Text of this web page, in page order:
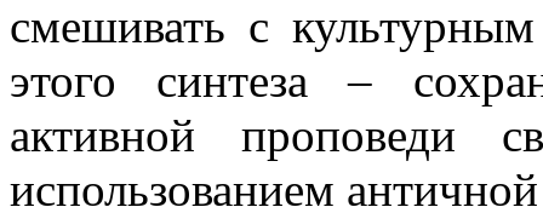
смешивать с
этого синтеза –
активной проповеди
использованием